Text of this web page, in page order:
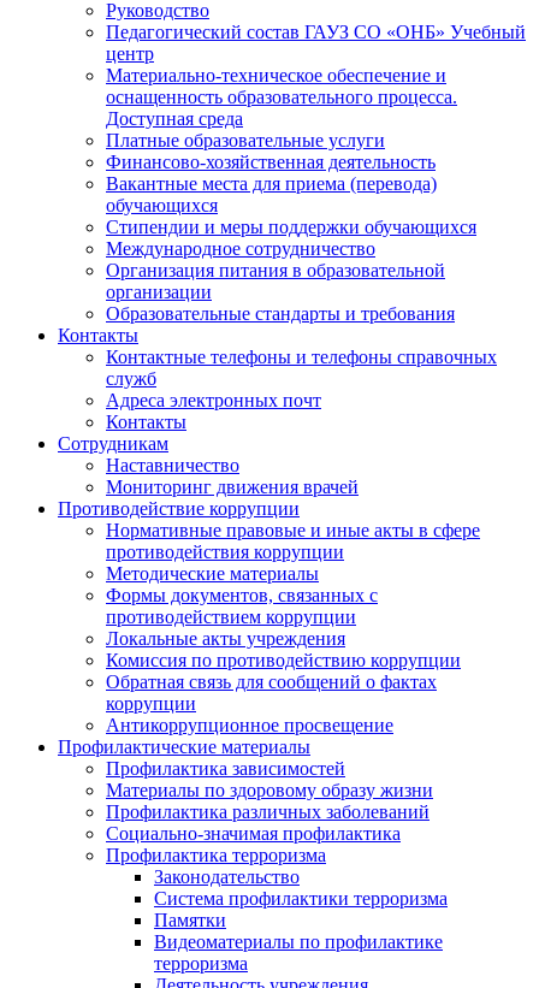
Руководство
Педагогический состав ГАУЗ СО «ОНБ» Учебный
центр
Материально-техническое обеспечение и
оснащенность образовательного процесса.
Доступная среда
Платные образовательные услуги
Финансово-хозяйственная деятельность
Вакантные места для приема (перевода)
обучающихся
Стипендии и меры поддержки обучающихся
Международное сотрудничество
Организация питания в образовательной
организации
Образовательные стандарты и требования
Контакты
Контактные телефоны и телефоны справочных
служб
Адреса электронных почт
Контакты
Сотрудникам
Наставничество
Мониторинг движения врачей
Противодействие коррупции
Нормативные правовые и иные акты в сфере
противодействия коррупции
Методические материалы
Формы документов, связанных с
противодействием коррупции
Локальные акты учреждения
Комиссия по противодействию коррупции
Обратная связь для сообщений о фактах
коррупции
Антикоррупционное просвещение
Профилактические материалы
Профилактика зависимостей
Материалы по здоровому образу жизни
Профилактика различных заболеваний
Социально-значимая профилактика
Профилактика терроризма
Законодательство
Система профилактики терроризма
Памятки
Видеоматериалы по профилактике
терроризма